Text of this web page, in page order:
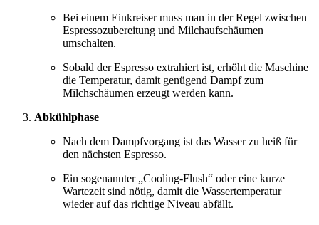
Bei einem Einkreiser muss man in der Regel zwischen
Espressozubereitung und Milchaufschäumen
umschalten.
Sobald der Espresso extrahiert ist, erhöht die Maschine
die Temperatur, damit genügend Dampf zum
Milchschäumen erzeugt werden kann.
Abkühlphase
Nach dem Dampfvorgang ist das Wasser zu heiß für
den nächsten Espresso.
Ein sogenannter „Cooling-Flush“ oder eine kurze
Wartezeit sind nötig, damit die Wassertemperatur
wieder auf das richtige Niveau abfällt.